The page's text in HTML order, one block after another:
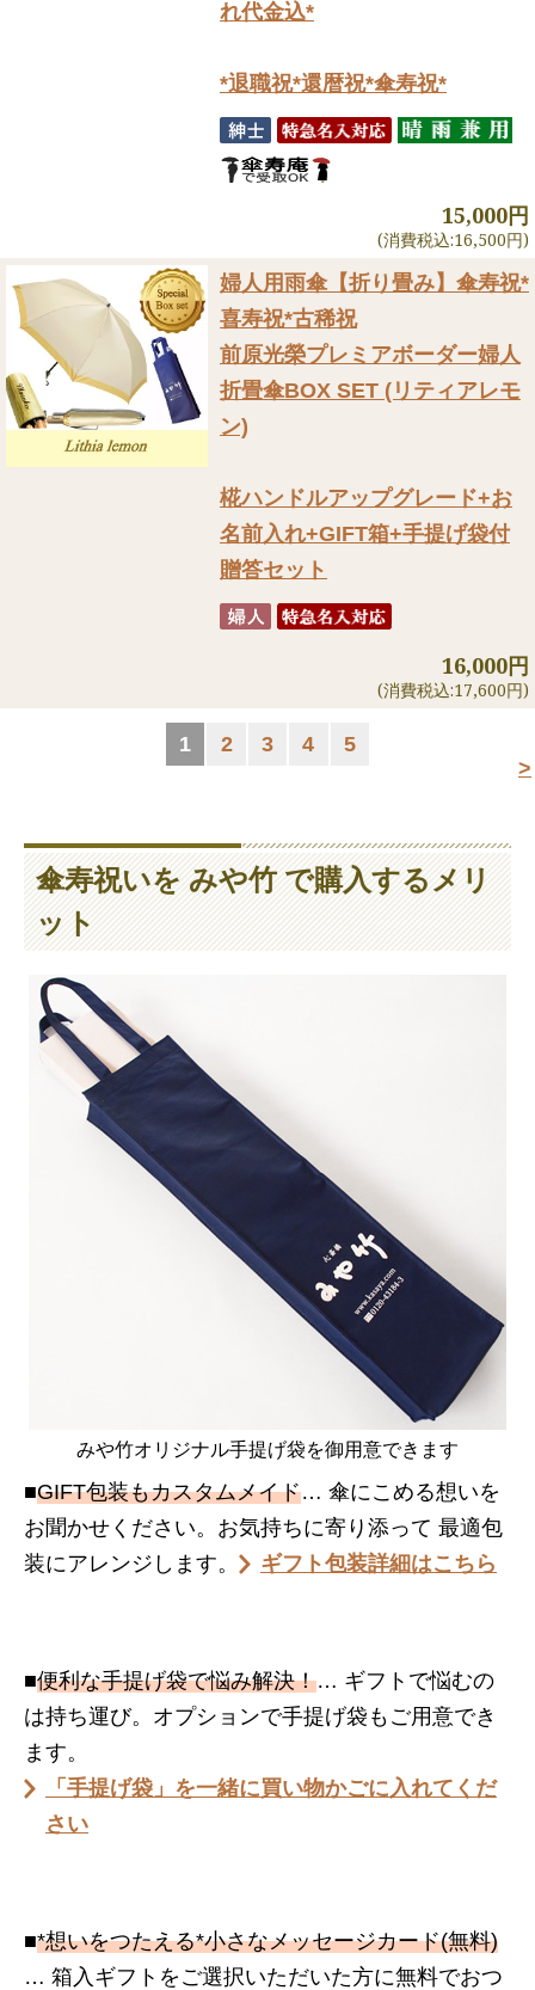
れ代金込*
*退職祝*還暦祝*傘寿祝*
15,000円
(消費税込:16,500円)
婦人用雨傘【折り畳み】 傘寿祝*
喜寿祝*古稀祝
前原光榮プレミアボーダー婦人
折畳傘BOX SET (リティアレモ
ン)
椛ハンドルアップグレード+お
名前入れ+GIFT箱+手提げ袋付
贈答セット
16,000円
(消費税込:17,600円)
>
1 2 3 4 5
傘寿祝いを みや竹 で購入するメリ
ット
みや竹オリジナル手提げ袋を御用意できます
■GIFT包装もカスタムメイド… 傘にこめる想いを
お聞かせください。お気持ちに寄り添って 最適包
装にアレンジします。
ギフト包装詳細はこちら
■便利な手提げ袋で悩み解決！… ギフトで悩むの
は持ち運び。オプションで手提げ袋もご用意でき
ます。
「手提げ袋」を一緒に買い物かごに入れてくだ
さい
■*想いをつたえる*小さなメッセージカード(無料)
… 箱入ギフトをご選択いただいた方に無料でおつ